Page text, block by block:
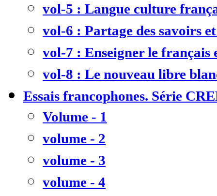
vol-5 : Langue culture
vol-6 : Partage des savoirs
vol-7 : Enseigner le
vol-8 : Le nouveau libre
Essais francophones. Série
Volume - 1
volume - 2
volume - 3
volume - 4